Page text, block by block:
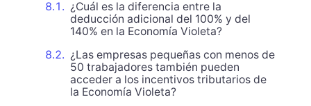
¿Cuál es la diferencia entre la
deducción adicional del 100% y del
140% en la Economía Violeta?
¿Las empresas pequeñas con menos de
50 trabajadores también pueden
acceder a los incentivos tributarios de
la Economía Violeta?